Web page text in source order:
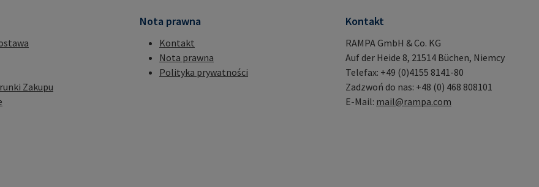
Zakupu
Nota prawna
Kontakt
Nota prawna
Polityka prywatności
Kontakt
RAMPA GmbH & Co. KG
Auf der Heide 8, 21514 Büchen, Niemcy
Telefax: +49 (0)4155 8141-80
Zadzwoń do nas: +48 (0) 468 808101
E-Mail: mail@rampa.com